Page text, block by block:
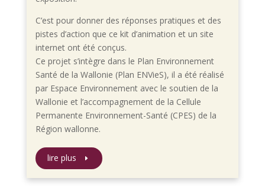
C’est pour donner des réponses pratiques et des
pistes d’action que ce kit d’animation et un site
internet ont été conçus.
Ce projet s’intègre dans le Plan Environnement
Santé de la Wallonie (Plan ENVieS), il a été réalisé
par Espace Environnement avec le soutien de la
Wallonie et l’accompagnement de la Cellule
Permanente Environnement-Santé (CPES) de la
Région wallonne.
lire plus